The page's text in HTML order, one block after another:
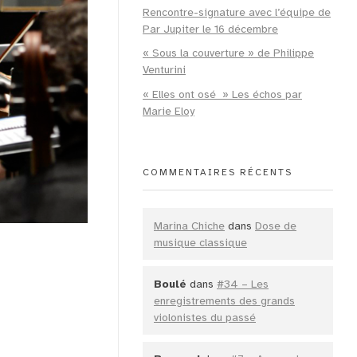
Rencontre-signature avec l’équipe de
Par Jupiter le 16 décembre
« Sous la couverture » de Philippe
Venturini
« Elles ont osé » Les échos par
Marie Eloy
COMMENTAIRES RÉCENTS
Marina Chiche dans Dose de
musique classique
Boulé dans #34 – Les
enregistrements des grands
violonistes du passé